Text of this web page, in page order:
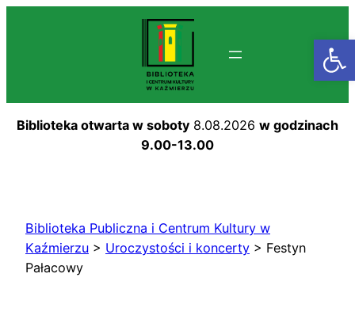
Biblioteka otwarta w soboty 8.08.2026 w godzinach
9.00-13.00
Biblioteka Publiczna i Centrum Kultury w
Kaźmierzu > Uroczystości i koncerty > Festyn
Pałacowy